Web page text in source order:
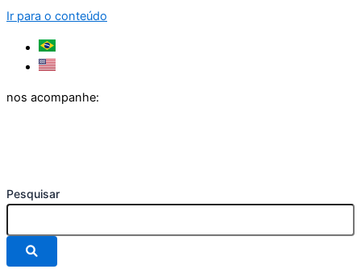
Ir para o conteúdo
nos acompanhe:
Pesquisar